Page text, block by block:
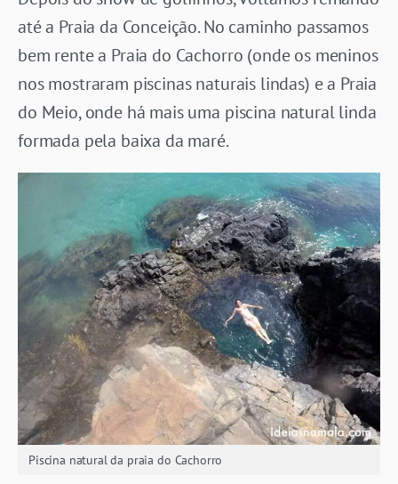
até a Praia da Conceição. No caminho passamos
bem rente a Praia do Cachorro (onde os meninos
nos mostraram piscinas naturais lindas) e a Praia
do Meio, onde há mais uma piscina natural linda
formada pela baixa da maré.
Piscina natural da praia do Cachorro